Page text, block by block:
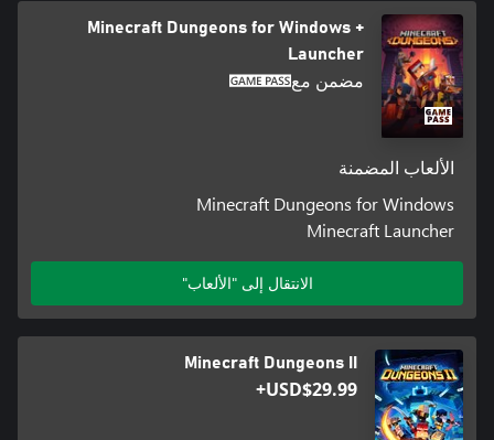
Minecraft Dungeons for Windows +
Launcher
مضمن مع
الألعاب المضمنة
Minecraft Dungeons for Windows
Minecraft Launcher
الانتقال إلى "الألعاب"
Minecraft Dungeons II
USD$29.99+